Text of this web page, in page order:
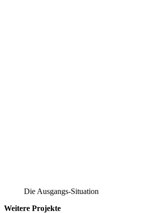
Die Ausgangs-Situation
Weitere Projekte